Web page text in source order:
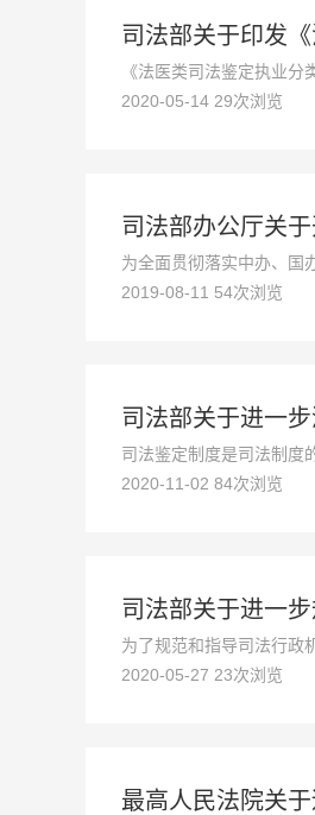
司法部关于印发
《法医类司法鉴定执业
2020-05-14 29次浏览
司法部办公厅关
为全面贯彻落实中办、国
解司法鉴定领域重大风险
2019-08-11 54次浏览
司法部关于进一
司法鉴定制度是司法制度
质量和公信力对于维护社
2020-11-02 84次浏览
司法部关于进一
为了规范和指导司法行政
和有关法律、法规的规定
2020-05-27 23次浏览
最高人民法院关